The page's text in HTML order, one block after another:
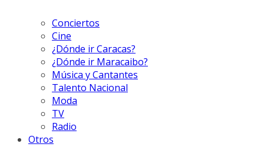
Conciertos
Cine
¿Dónde ir Caracas?
¿Dónde ir Maracaibo?
Música y Cantantes
Talento Nacional
Moda
TV
Radio
Otros